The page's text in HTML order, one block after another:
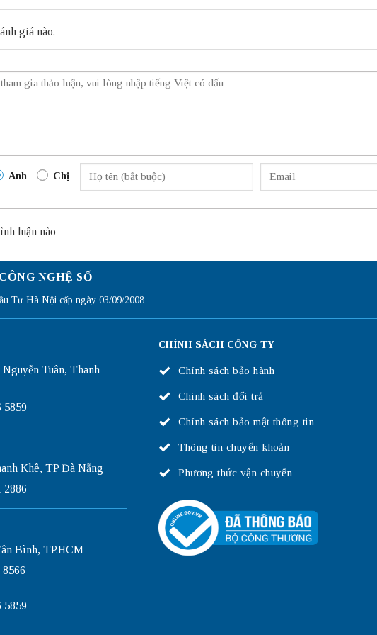
giá nào.
Anh Chị
luận nào
NGHỆ SỐ
Tư Hà Nội cấp ngày 03/09/2008
Tuân, Thanh
5859
Khê, TP Đà Nẵng
2886
Bình, TP.HCM
5859
CHÍNH SÁCH CÔNG TY
Chính sách bảo hành
Chính sách đổi trả
Chính sách bảo mật thông tin
Thông tin chuyển khoản
Phương thức vận chuyển